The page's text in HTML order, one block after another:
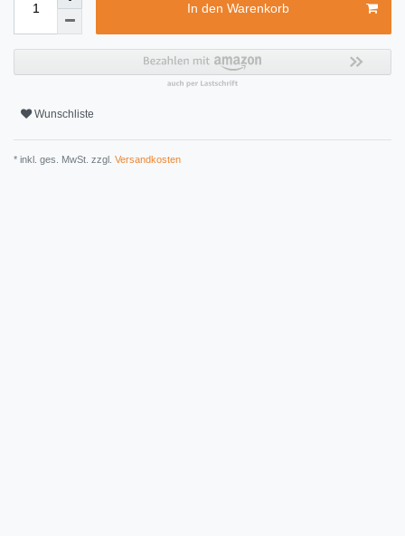
In den Warenkorb
Wunschliste
* inkl. ges. MwSt. zzgl. Versandkosten